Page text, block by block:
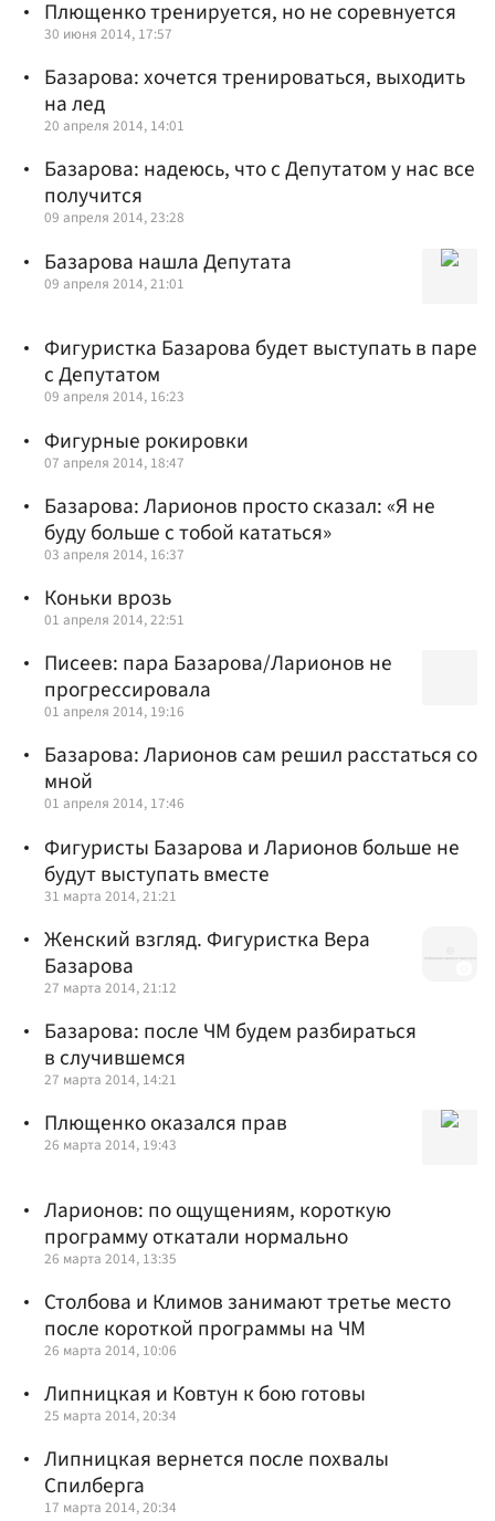
Плющенко тренируется, но не соревнуется
30 июня 2014, 17:57
Базарова: хочется тренироваться, выходить
на лед
20 апреля 2014, 14:01
Базарова: надеюсь, что с Депутатом у нас все
получится
09 апреля 2014, 23:28
Базарова нашла Депутата
09 апреля 2014, 21:01
Фигуристка Базарова будет выступать в паре
с Депутатом
09 апреля 2014, 16:23
Фигурные рокировки
07 апреля 2014, 18:47
Базарова: Ларионов просто сказал: «Я не
буду больше с тобой кататься»
03 апреля 2014, 16:37
Коньки врозь
01 апреля 2014, 22:51
Писеев: пара Базарова/Ларионов не
прогрессировала
01 апреля 2014, 19:16
Базарова: Ларионов сам решил расстаться со
мной
01 апреля 2014, 17:46
Фигуристы Базарова и Ларионов больше не
будут выступать вместе
31 марта 2014, 21:21
Женский взгляд. Фигуристка Вера
Базарова
27 марта 2014, 21:12
Базарова: после ЧМ будем разбираться
в случившемся
27 марта 2014, 14:21
Плющенко оказался прав
26 марта 2014, 19:43
Ларионов: по ощущениям, короткую
программу откатали нормально
26 марта 2014, 13:35
Столбова и Климов занимают третье место
после короткой программы на ЧМ
26 марта 2014, 10:06
Липницкая и Ковтун к бою готовы
25 марта 2014, 20:34
Липницкая вернется после похвалы
Спилберга
17 марта 2014, 20:34